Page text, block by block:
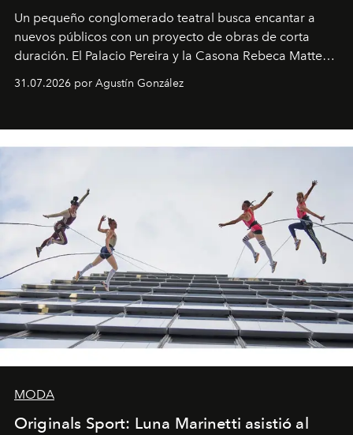
Un pequeño conglomerado teatral busca encantar a
nuevos públicos con un proyecto de obras de corta
duración. El Palacio Pereira y la Casona Rebeca Matte
miniobras. Sus puestas en escena son limpias; ponen el
31.07.2026 por Agustín González
MODA
Originals Sport: Luna Marinetti asistió al